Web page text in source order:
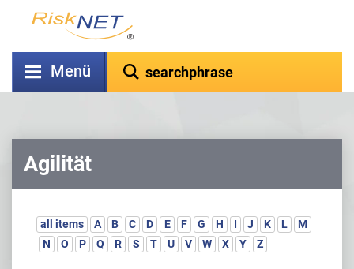
Menü
Agilität
all items A B C D E F G H I J K L
M
N
O P Q R S T U V W X Y Z